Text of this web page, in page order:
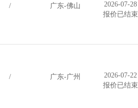
/ 广东-佛山
2026-07-28
报价已结束
/ 广东-广州
2026-07-22
报价已结束